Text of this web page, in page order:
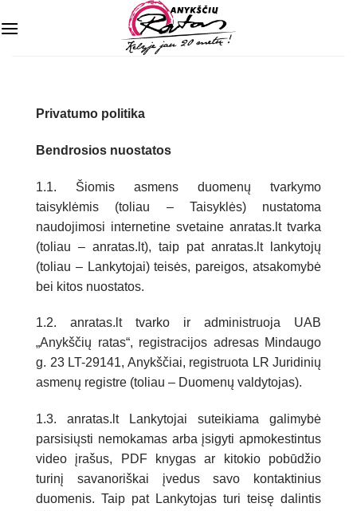
to
Privatumo politika
Bendrosios nuostatos
1.1. Šiomis asmens duomenų tvarkymo
taisyklėmis (toliau – Taisyklės) nustatoma
naudojimosi internetine svetaine anratas.lt tvarka
(toliau – anratas.lt), taip pat anratas.lt lankytojų
(toliau – Lankytojai) teisės, pareigos, atsakomybė
bei kitos nuostatos.
1.2. anratas.lt tvarko ir administruoja UAB
„Anykščių ratas“, registracijos adresas Mindaugo
g. 23 LT-29141, Anykščiai, registruota LR Juridinių
asmenų registre (toliau – Duomenų valdytojas).
1.3. anratas.lt Lankytojai suteikiama galimybė
parsisiųsti nemokamas arba įsigyti apmokestintus
video įrašus, PDF knygas ar kitokio pobūdžio
turinį savanoriškai įvedus savo kontaktinius
duomenis. Taip pat Lankytojas turi teisę dalintis